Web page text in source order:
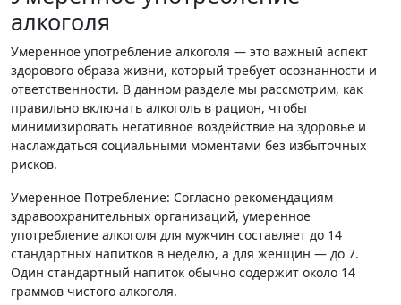
алкоголя
Умеренное употребление алкоголя — это важный аспект
здорового образа жизни, который требует осознанности и
ответственности. В данном разделе мы рассмотрим, как
правильно включать алкоголь в рацион, чтобы
минимизировать негативное воздействие на здоровье и
наслаждаться социальными моментами без избыточных
рисков.
Умеренное Потребление: Согласно рекомендациям
здравоохранительных организаций, умеренное
употребление алкоголя для мужчин составляет до 14
стандартных напитков в неделю, а для женщин — до 7.
Один стандартный напиток обычно содержит около 14
граммов чистого алкоголя.